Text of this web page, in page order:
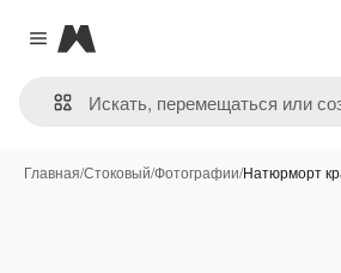
Close menu
Magnific
Главная/Стоковый/Фотографии/Натюрморт